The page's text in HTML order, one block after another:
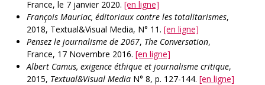
France, le 7 janvier 2020. [en ligne]
François Mauriac, éditoriaux contre les totalitarismes,
2018, Textual&Visual Media, N° 11. [en ligne]
Pensez le journalisme de 2067, The Conversation,
France, 17 Novembre 2016. [en ligne]
Albert Camus, exigence éthique et journalisme critique,
2015, Textual&Visual Media N° 8, p. 127-144. [en ligne]